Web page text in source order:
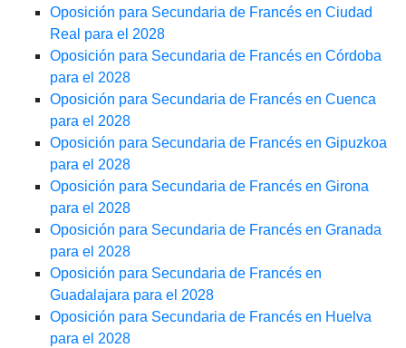
Oposición para Secundaria de Francés en Ciudad
Real para el 2028
Oposición para Secundaria de Francés en Córdoba
para el 2028
Oposición para Secundaria de Francés en Cuenca
para el 2028
Oposición para Secundaria de Francés en Gipuzkoa
para el 2028
Oposición para Secundaria de Francés en Girona
para el 2028
Oposición para Secundaria de Francés en Granada
para el 2028
Oposición para Secundaria de Francés en
Guadalajara para el 2028
Oposición para Secundaria de Francés en Huelva
para el 2028